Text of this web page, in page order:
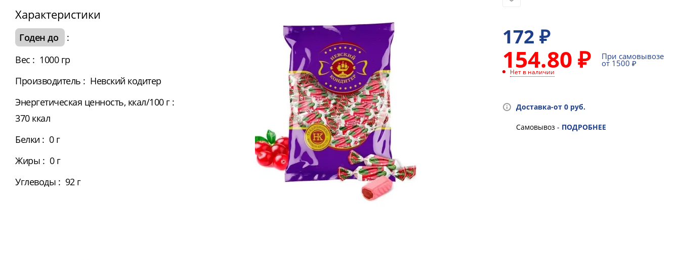
Характеристики
Годен до
:
Вес : 1000 гр
Производитель : Невский кодитер
Энергетическая ценность, ккал/100 г :
370 ккал
Белки : 0 г
Жиры : 0 г
Углеводы : 92 г
172 ₽
154.80 ₽ При самовывозе
от 1500 ₽
Нет в наличии
Доставка-от 0 руб.
Самовывоз - ПОДРОБНЕЕ